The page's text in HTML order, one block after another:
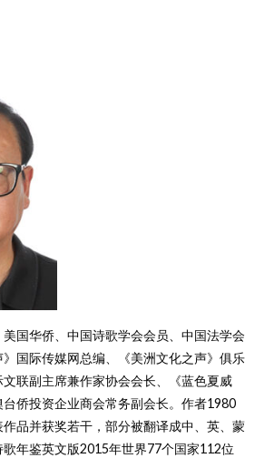
美国华侨、中国诗歌学会会员、中国法学会
国际传媒网总编、《美洲文化之声》俱乐
联副主席兼作家协会会长、《蓝色夏威
侨投资企业商会常务副会长。作者1980
品并获奖若干，部分被翻译成中、英、蒙
年鉴英文版2015年世界77个国家112位